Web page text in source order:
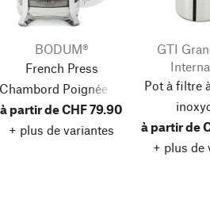
BODUM®
French Press
Chambord Poignée en
métal
à partir de CHF 79.90
+ plus de variantes
GTI
Pot à filtre
à partir de
+ plus de